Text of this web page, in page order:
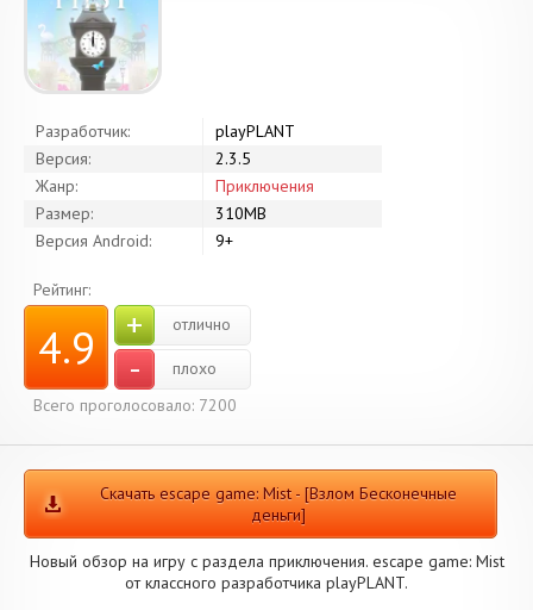
Разработчик:
playPLANT
Версия:
2.3.5
Жанр:
Приключения
Размер:
310MB
Версия Android:
9+
Рейтинг:
4.9 + отлично
-
плохо
Всего проголосовало: 7200
Скачать escape game: Mist - [Взлом Бесконечные
деньги]
Новый обзор на игру с раздела приключения. escape game: Mist
от классного разработчика playPLANT.